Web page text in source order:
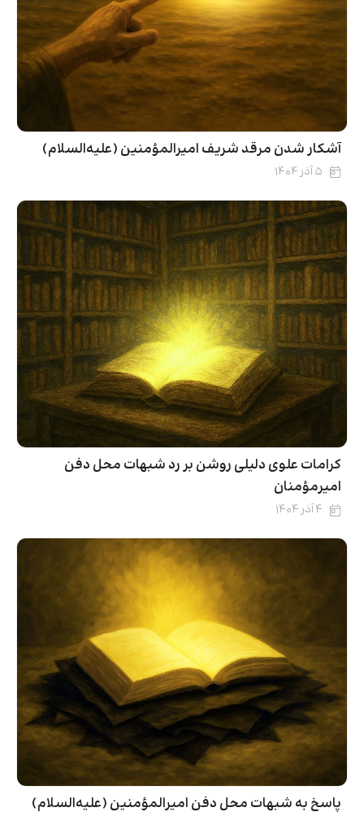
آشکار شدن مرقد شریف امیرالمؤمنین (علیه‌السلام)
۵ آذر ۱۴۰۴
کرامات علوی دلیلی روشن بر رد شبهات محل دفن
امیرمؤمنان
۴ آذر ۱۴۰۴
پاسخ‌ به شبهات محل دفن امیرالمؤمنین (علیه‌السلام)